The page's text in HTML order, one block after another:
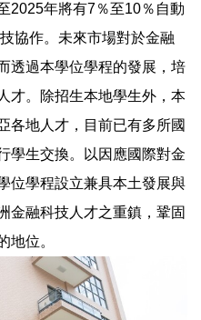
2025年將有7％至10％自動
協作。未來市場對於金融
透過本學位學程的發展，培
才。除招生本地學生外，本
各地人才，目前已有多所國
學生交換。以因應國際對金
位學程設立兼具本土發展與
金融科技人才之重鎮，鞏固
地位。